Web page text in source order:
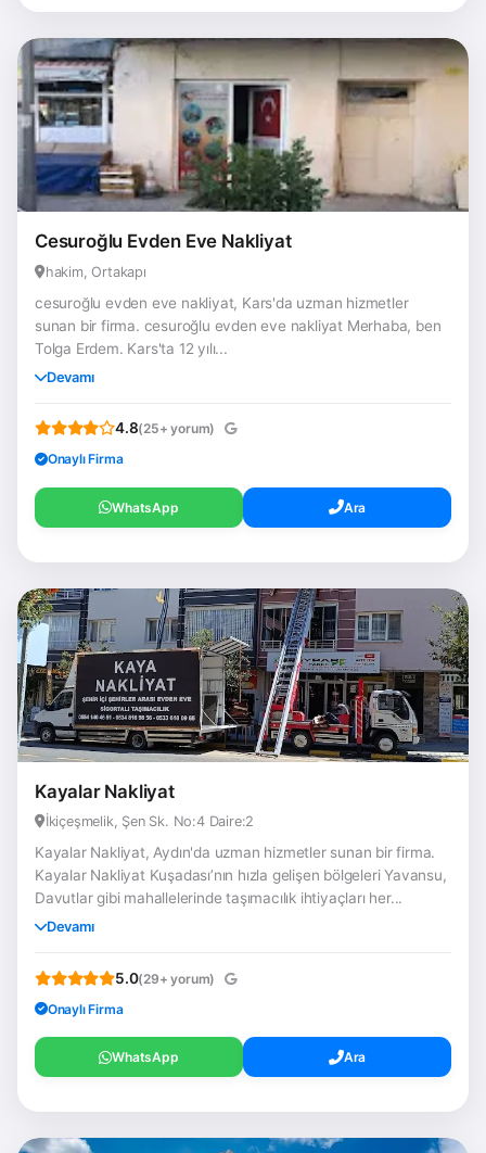
Cesuroğlu Evden Eve Nakliyat
hakim, Ortakapı
cesuroğlu evden eve nakliyat, Kars'da uzman hizmetler
sunan bir firma. cesuroğlu evden eve nakliyat Merhaba, ben
Tolga Erdem. Kars'ta 12 yılı...
Devamı
4.8(25+ yorum)
Onaylı Firma
WhatsApp Ara
Kayalar Nakliyat
İkiçeşmelik, Şen Sk. No:4 Daire:2
Kayalar Nakliyat, Aydın'da uzman hizmetler sunan bir firma.
Kayalar Nakliyat Kuşadası’nın hızla gelişen bölgeleri Yavansu,
Davutlar gibi mahallelerinde taşımacılık ihtiyaçları her...
Devamı
5.0(29+ yorum)
Onaylı Firma
WhatsApp Ara